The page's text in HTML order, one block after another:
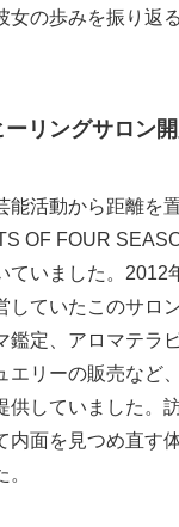
女の歩みを振り返
リングサロン
能活動から距離を
OF FOUR
ていました。2012
していたこのサロ
鑑定、アロマテラ
エリーの販売など
供していました。
内面を見つめ直す